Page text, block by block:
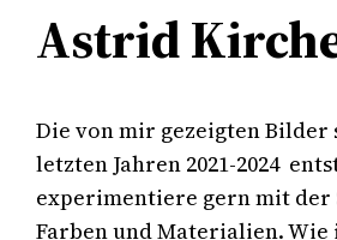
Astrid
Die von mir gezeigten Bilder
letzten Jahren 2021-2024
experimentiere gern mit der
Farben und Materialien.